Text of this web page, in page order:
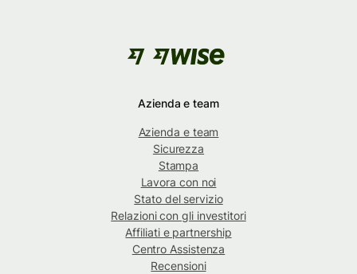
Azienda e team
Azienda e team
Sicurezza
Stampa
Lavora con noi
Stato del servizio
Relazioni con gli investitori
Affiliati e partnership
Centro Assistenza
Recensioni